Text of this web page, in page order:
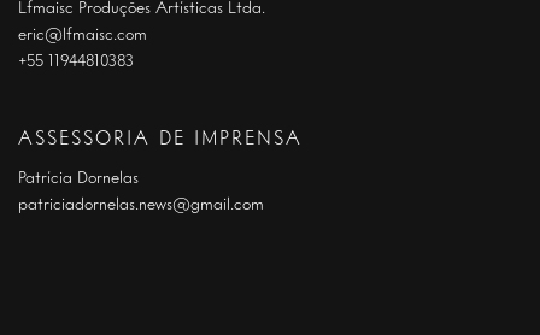
Lfmaisc Produções Artísticas Ltda.
eric@lfmaisc.com
+55 11944810383
ASSESSORIA DE IMPRENSA
Patrícia Dornelas
patriciadornelas.news@gmail.com